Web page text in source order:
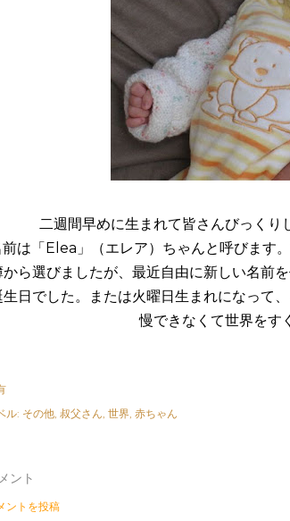
二週間早めに生まれて皆さんびっくり
は「Elea」（エレア）ちゃんと呼びます
から選びましたが、最近自由に新しい名前
生日でした。または火曜日生まれになって
慢できなくて世界をす
ル: その他 叔父さん 世界 赤ちゃん
ント
ントを投稿